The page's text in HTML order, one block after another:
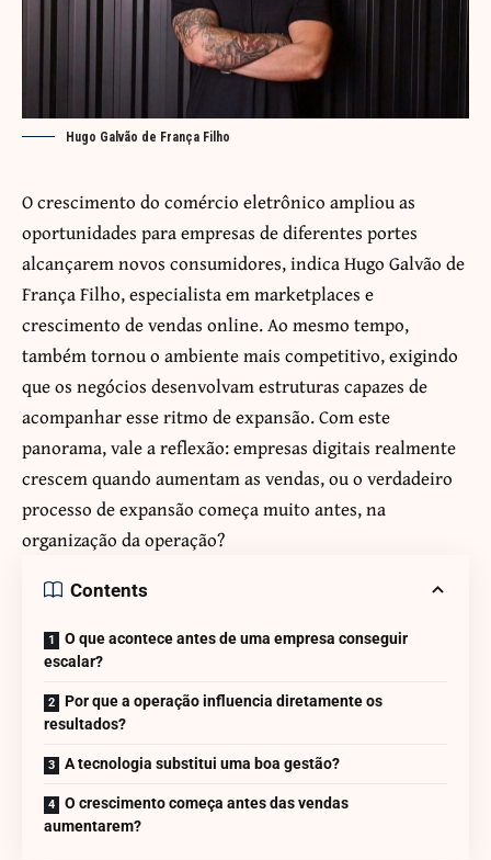
Hugo Galvão de França Filho
O crescimento do comércio eletrônico ampliou as
oportunidades para empresas de diferentes portes
alcançarem novos consumidores, indica Hugo Galvão de
França Filho, especialista em marketplaces e
crescimento de vendas online. Ao mesmo tempo,
também tornou o ambiente mais competitivo, exigindo
que os negócios desenvolvam estruturas capazes de
acompanhar esse ritmo de expansão. Com este
panorama, vale a reflexão: empresas digitais realmente
crescem quando aumentam as vendas, ou o verdadeiro
processo de expansão começa muito antes, na
organização da operação?
Contents
O que acontece antes de uma empresa conseguir
escalar?
Por que a operação influencia diretamente os
resultados?
A tecnologia substitui uma boa gestão?
O crescimento começa antes das vendas
aumentarem?